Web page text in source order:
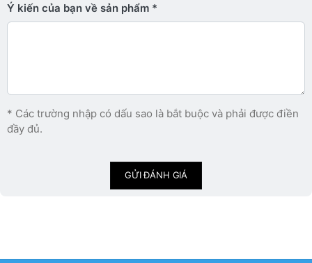
Ý kiến ​​của bạn về sản phẩm
* Các trường nhập có dấu sao là bắt buộc và phải được điền
đầy đủ.
GỬI ĐÁNH GIÁ